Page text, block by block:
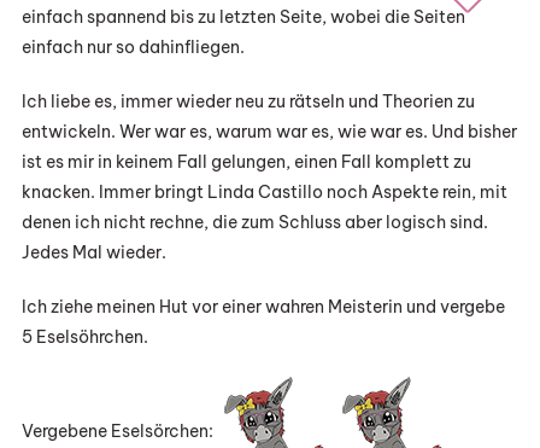
einfach spannend bis zu letzten Seite, wobei die Seiten
einfach nur so dahinfliegen.
Ich liebe es, immer wieder neu zu rätseln und Theorien zu
entwickeln. Wer war es, warum war es, wie war es. Und bisher
ist es mir in keinem Fall gelungen, einen Fall komplett zu
knacken. Immer bringt Linda Castillo noch Aspekte rein, mit
denen ich nicht rechne, die zum Schluss aber logisch sind.
Jedes Mal wieder.
Ich ziehe meinen Hut vor einer wahren Meisterin und vergebe
5 Eselsöhrchen.
Vergebene Eselsörchen: